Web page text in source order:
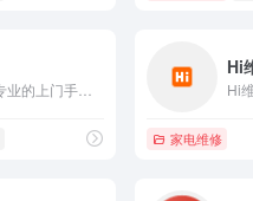
加速度 (www.azooo.com)是值得信赖的、专业的上门手机维修平台, 加速度电讯-专业手机维修”搞机人“。加速度”搞机人“30分钟上门服务,收费透明,180天保障,上门修手机客服电话:15800001157。
Hi
Hi
家电维修